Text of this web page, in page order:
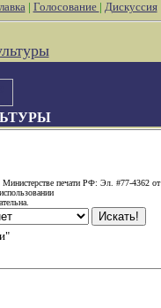
| Голосование | Дискуссия
Министерстве печати РФ: Эл. #77-4362 от